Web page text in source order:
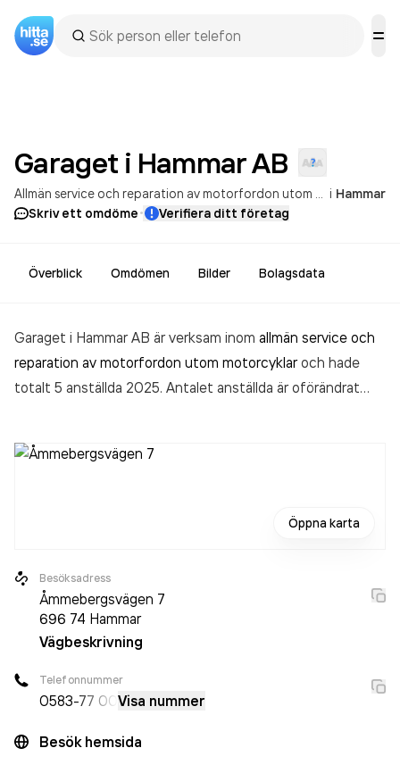
Garaget i HammarAB
i Hammar
Skriv ett omdöme· Verifiera ditt företag
Överblick Omdömen Bilder Bolagsdata
Garaget i Hammar AB är verksam inom allmän service och
reparation av motorfordon utom motorcyklaroch hade
totalt 5 anställda 2025. Antalet anställda är oförändrat
18 595 000,00 krsenaste räkenskapsåret (2025).
Öppna karta
Besöksadress
Åmmebergsvägen 7
696 74 Hammar
Vägbeskrivning
Telefonnummer
0583-77 00 Visa nummer
Besök hemsida